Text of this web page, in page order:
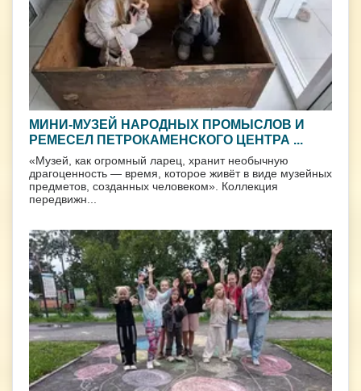
МИНИ-МУЗЕЙ НАРОДНЫХ ПРОМЫСЛОВ И
РЕМЕСЕЛ ПЕТРОКАМЕНСКОГО ЦЕНТРА ...
«Музей, как огромный ларец, хранит необычную
драгоценность — время, которое живёт в виде музейных
предметов, созданных человеком». Коллекция
передвижн...